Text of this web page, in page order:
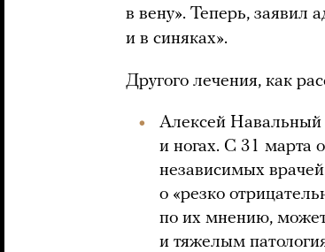
в вену». Теперь, заявил
и в синяках».
Другого лечения, как
Алексей Навальный
и ногах. С 31 марта
независимых
о «резко
по их мнению, может
и тяжелым